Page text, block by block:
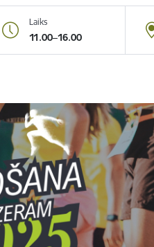
Laiks
11.00–16.00